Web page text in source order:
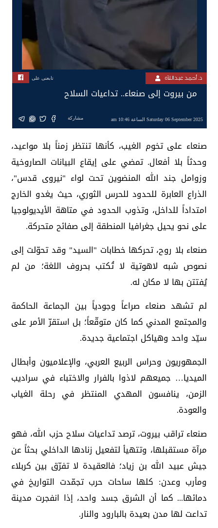
د. أحمد عبداللآه تابعنى على
من بيروت إلى صنعاء.. تداعيات السلاح
Saturday 06 September 2025 الساعة 10:46 am مشاركة
صنعاء على تخوم الغيب، كأنها تنتظر زمناً بلا مواعيد،
وحدثاً بلا أفعال. تمضي على إيقاع البيانات الصاروخية
وزوامل جند الله المنضوين تحت لواء "نيروى قدس"،
الذراع العابرة للحدود للحرس الثوري، حيث يغدو الخارج
امتداداً للداخل، وتذوب الحدود في متاهة الأيديولوجيا
على نحو يحيل جغرافيا المنطقة إلى صفائح متحركة.
صنعاء بلا روح، تحركها خطابات "السيد" وقد تحوّلت إلى
نصوص شبه لاهوتية لا تُكتب بحروف اللغة؛ من لم
يُفتتن بها لا مكان له.
لم تشهد صنعاء صراعاً وجودياً بين الجماعة الحاكمة
والمجتمع المدني كما كان متوقّعاً؛ بل استقرّ الأمر على
سيّد واحد وهياكل اجتماعية جديدة.
الجمهوريون وحراس الربيع العربي، والإعلاميون وأبطال
الميديا… جميعهم لاذوا بالفرار والاختباء في سراديب
الزمن، ينافسون المهدي المنتظر في رحلة الغياب
والعودة.
صنعاء تراقب بيروت، ترصد تداعيات سلاح حزب الله، فهو
مرآة مستقبلها، وتتهيأ لتفعيل زنادها الداخلي بحثاً عن
جيش عبيد الله بن زياد؛ فالعقيدة لا تفرّق بين كربلاء
ومأرب وعدن: كلها ساحات حرب تجمّدت التواريخ في
دمائها... كما أن الشرق جسد واحد، إذا انفجرت مدينة
تداعت لها مدن بعيدة بالبارود والنار.